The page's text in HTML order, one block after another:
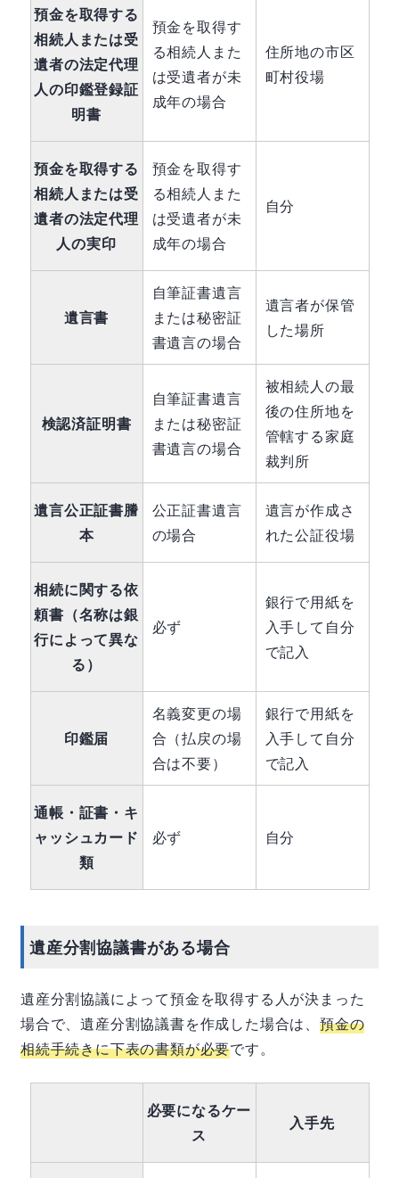
預金を取得する
相続人または受
遺者の法定代理
人の印鑑登録証
明書
預金を取得す
る相続人また
は受遺者が未
成年の場合
住所地の市区
町村役場
預金を取得する
相続人または受
遺者の法定代理
人の実印
預金を取得す
る相続人また
は受遺者が未
成年の場合
自分
遺言書
自筆証書遺言
または秘密証
書遺言の場合
遺言者が保管
した場所
検認済証明書
自筆証書遺言
または秘密証
書遺言の場合
被相続人の最
後の住所地を
管轄する家庭
裁判所
遺言公正証書謄
本
公正証書遺言
の場合
遺言が作成さ
れた公証役場
相続に関する依
頼書（名称は銀
行によって異な
る）
必ず
銀行で用紙を
入手して自分
で記入
印鑑届
名義変更の場
合（払戻の場
合は不要）
銀行で用紙を
入手して自分
で記入
通帳・証書・キ
ャッシュカード
類
必ず 自分
遺産分割協議書がある場合
遺産分割協議によって預金を取得する人が決まった
場合で、遺産分割協議書を作成した場合は、預金の
相続手続きに下表の書類が必要です。
必要になるケー
ス
入手先